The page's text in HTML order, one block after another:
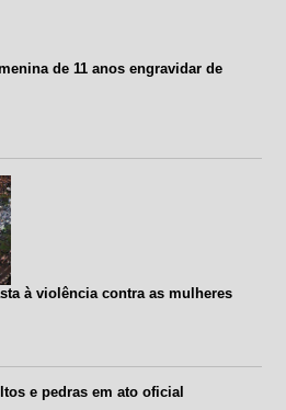
de 11 anos engravidar de
à violência contra as mulheres
e pedras em ato oficial